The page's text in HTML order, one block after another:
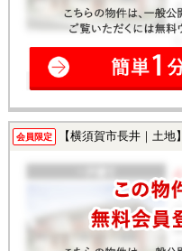
会員限定 【横須賀市長井｜土地】